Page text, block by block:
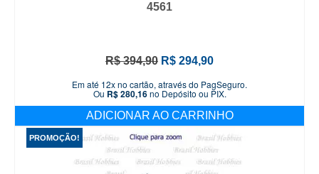
4561
R$394,90 O
original
era:
R$ 394,90.
R$ 294,90O
atual
é:
R$ 294,90.
Em até 12x no cartão, através do PagSeguro.
Ou R$280,16no Depósito ou PIX.
ADICIONAR AO CARRINHO
PROMOÇÃO!